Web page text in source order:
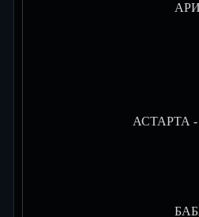
АСТАРТА -